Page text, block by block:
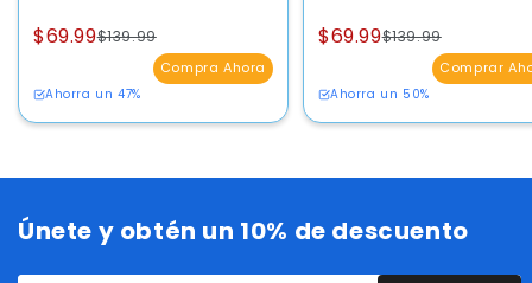
$69.99$139.99
Compra Ahora
Ahorra un 47%
$69.99$139.99
Comprar
Ahorra un 50%
Únete y obtén un 10% de descuento